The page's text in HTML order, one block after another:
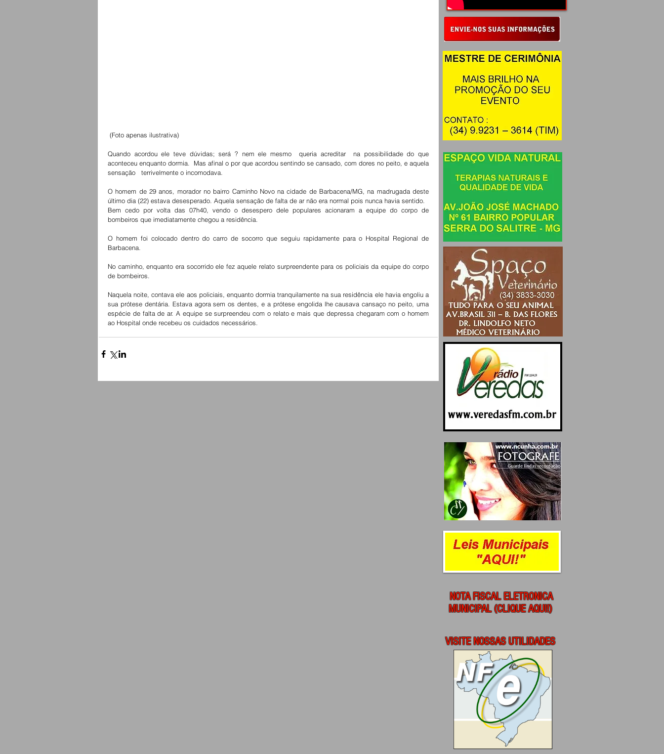
(Foto apenas ilustrativa)
Quando acordou ele teve dúvidas; será ? nem ele mesmo  queria acreditar  na possibilidade do que
aconteceu enquanto dormia.  Mas afinal o por que acordou sentindo se cansado, com dores no peito, e aquela
sensação   terrivelmente o incomodava.
O homem de 29 anos, morador no bairro Caminho Novo na cidade de Barbacena/MG, na madrugada deste
último dia (22) estava desesperado. Aquela sensação de falta de ar não era normal pois nunca havia sentido.
Bem cedo por volta das 07h40, vendo o desespero dele populares acionaram a equipe do corpo de
bombeiros que imediatamente chegou a residência.
O homem foi colocado dentro do carro de socorro que seguiu rapidamente para o Hospital Regional de
Barbacena.
No caminho, enquanto era socorrido ele fez aquele relato surpreendente para os policiais da equipe do corpo
de bombeiros.
Naquela noite, contava ele aos policiais, enquanto dormia tranquilamente na sua residência ele havia engoliu a
sua prótese dentária. Estava agora sem os dentes, e a prótese engolida lhe causava cansaço no peito, uma
espécie de falta de ar. A equipe se surpreendeu com o relato e mais que depressa chegaram com o homem
ao Hospital onde recebeu os cuidados necessários.
NOTA FISCAL ELETRONICA
MUNICIPAL (CLIQUE AQUI!)
VISITE NOSSAS UTILIDADES